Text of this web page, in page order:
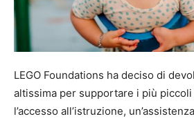
LEGO Foundations ha deciso di
altissima per supportare i più
l’accesso all’istruzione,